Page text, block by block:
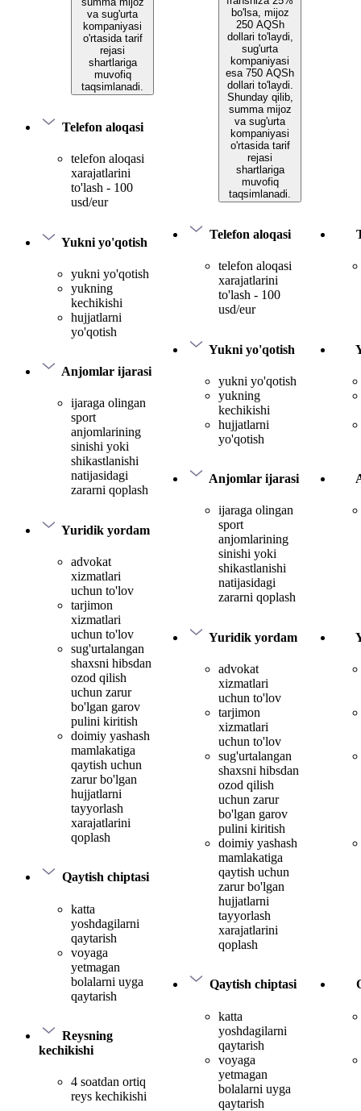
va sug'urta
kompaniyasi
o'rtasida tarif
rejasi
shartlariga
muvofiq
taqsimlanadi.
Telefon aloqasi
telefon aloqasi
xarajatlarini
to'lash - 100
usd/eur
Yukni yo'qotish
yukni yo'qotish
yukning
kechikishi
hujjatlarni
yo'qotish
Anjomlar ijarasi
ijaraga olingan
sport
anjomlarining
sinishi yoki
shikastlanishi
natijasidagi
zararni qoplash
Yuridik yordam
advokat
xizmatlari
uchun to'lov
tarjimon
xizmatlari
uchun to'lov
sug'urtalangan
shaxsni hibsdan
ozod qilish
uchun zarur
bo'lgan garov
pulini kiritish
doimiy yashash
mamlakatiga
qaytish uchun
zarur bo'lgan
hujjatlarni
tayyorlash
xarajatlarini
qoplash
Qaytish chiptasi
katta
yoshdagilarni
qaytarish
voyaga
yetmagan
bolalarni uyga
qaytarish
Reysning
kechikishi
4 soatdan ortiq
reys kechikishi
bo'lsa, mijoz
250 AQSh
dollari to'laydi,
sug'urta
kompaniyasi
esa 750 AQSh
dollari to'laydi.
Shunday qilib,
summa mijoz
va sug'urta
kompaniyasi
o'rtasida tarif
rejasi
shartlariga
muvofiq
taqsimlanadi.
Telefon aloqasi
telefon aloqasi
xarajatlarini
to'lash - 100
usd/eur
Yukni yo'qotish
yukni yo'qotish
yukning
kechikishi
hujjatlarni
yo'qotish
Anjomlar ijarasi
ijaraga olingan
sport
anjomlarining
sinishi yoki
shikastlanishi
natijasidagi
zararni qoplash
Yuridik yordam
advokat
xizmatlari
uchun to'lov
tarjimon
xizmatlari
uchun to'lov
sug'urtalangan
shaxsni hibsdan
ozod qilish
uchun zarur
bo'lgan garov
pulini kiritish
doimiy yashash
mamlakatiga
qaytish uchun
zarur bo'lgan
hujjatlarni
tayyorlash
xarajatlarini
qoplash
Qaytish chiptasi
katta
yoshdagilarni
qaytarish
voyaga
yetmagan
bolalarni uyga
qaytarish